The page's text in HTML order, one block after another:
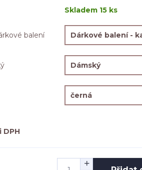
Skladem 15 ks
balení
DPH